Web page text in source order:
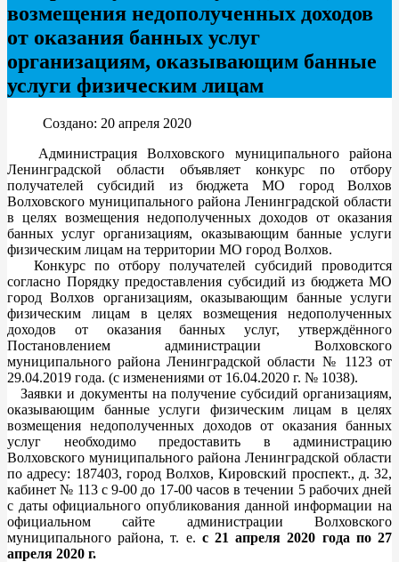
возмещения недополученных доходов
от оказания банных услуг
организациям, оказывающим банные
услуги физическим лицам
Создано: 20 апреля 2020
Администрация Волховского муниципального района
Ленинградской области объявляет конкурс по отбору
получателей субсидий из бюджета МО город Волхов
Волховского муниципального района Ленинградской области
в целях возмещения недополученных доходов от оказания
банных услуг организациям, оказывающим банные услуги
физическим лицам на территории МО город Волхов.
Конкурс по отбору получателей субсидий проводится
согласно Порядку предоставления субсидий из бюджета МО
город Волхов организациям, оказывающим банные услуги
физическим лицам в целях возмещения недополученных
доходов от оказания банных услуг, утверждённого
Постановлением администрации Волховского
муниципального района Ленинградской области № 1123 от
29.04.2019 года. (c изменениями от 16.04.2020 г. № 1038).
Заявки и документы на получение субсидий организациям,
оказывающим банные услуги физическим лицам в целях
возмещения недополученных доходов от оказания банных
услуг необходимо предоставить в администрацию
Волховского муниципального района Ленинградской области
по адресу: 187403, город Волхов, Кировский проспект., д. 32,
кабинет № 113 с 9-00 до 17-00 часов в течении 5 рабочих дней
с даты официального опубликования данной информации на
официальном сайте администрации Волховского
муниципального района, т. е. с 21 апреля 2020 года по 27
апреля 2020 г.